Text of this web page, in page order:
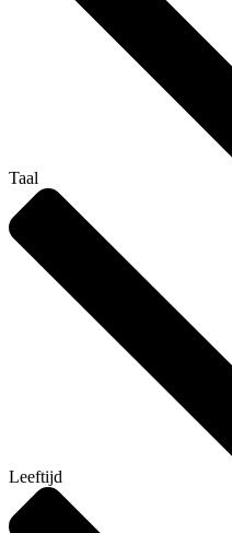
Taal
Leeftijd